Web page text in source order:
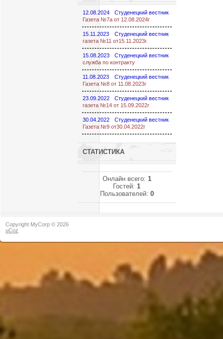
12.08.2024
Студенецкий вестник
Газета №7а от 12.08.2024г
15.11.2023
Студенецкий вестник
газета №11 от15.11.2023г.
15.08.2023
Студенецкий вестник
служба по контракту
11.08.2023
Студенецкий вестник
Газета №8 от 11.08.2023г
23.09.2022
Студенецкий вестник
газета №14 от 15.09.2022г
30.04.2022
Студенецкий вестник
Газета №9 от30.04.2022г
СТАТИСТИКА
Онлайн всего: 1
Гостей:1
Пользователей: 0
Copyright MyCorp © 2026
uCoz